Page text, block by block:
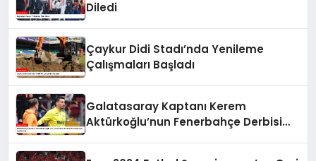
Diledi
Çaykur Didi Stadı’nda Yenileme
Çalışmaları Başladı
Galatasaray Kaptanı Kerem
Aktürkoğlu’nun Fenerbahçe Derbisi